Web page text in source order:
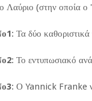
Λαύριο (στην οποία ο
: Τα δύο
: Το εντυπωσιακό
: Ο Yannick Franke